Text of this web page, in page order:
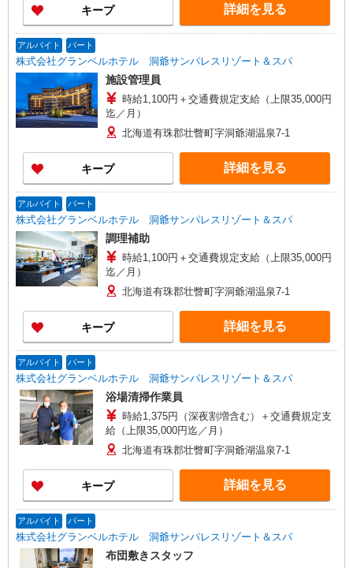
キープ 詳細を見る
アルバイト パート
株式会社グランベルホテル 洞爺サンパレスリゾート＆スパ
施設管理員
時給1,100円＋交通費規定支給（上限35,000円
迄／月）
北海道有珠郡壮瞥町字洞爺湖温泉7-1
キープ 詳細を見る
アルバイト パート
株式会社グランベルホテル 洞爺サンパレスリゾート＆スパ
調理補助
時給1,100円＋交通費規定支給（上限35,000円
迄／月）
北海道有珠郡壮瞥町字洞爺湖温泉7-1
キープ 詳細を見る
アルバイト パート
株式会社グランベルホテル 洞爺サンパレスリゾート＆スパ
浴場清掃作業員
時給1,375円（深夜割増含む）＋交通費規定支
給（上限35,000円迄／月）
北海道有珠郡壮瞥町字洞爺湖温泉7-1
キープ 詳細を見る
アルバイト パート
株式会社グランベルホテル 洞爺サンパレスリゾート＆スパ
布団敷きスタッフ